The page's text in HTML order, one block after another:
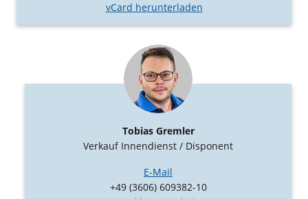
vCard herunterladen
Tobias Gremler
Verkauf Innendienst / Disponent
E-Mail
+49 (3606) 609382-10